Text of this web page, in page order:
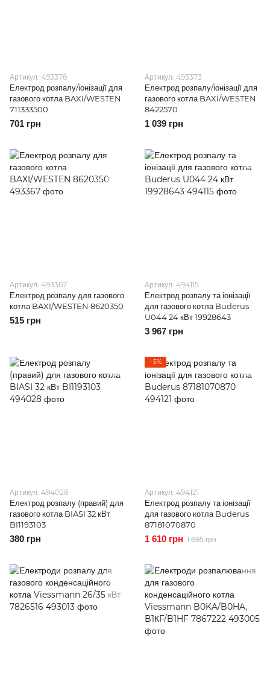
Артикул: 493376
Електрод розпалу/іонізації для
газового котла BAXI/WESTEN
711333500
701 грн
Артикул: 493373
Електрод розпалу/іонізації для
газового котла BAXI/WESTEN
8422570
1 039 грн
Артикул: 493367
Електрод розпалу для газового
котла BAXI/WESTEN 8620350
515 грн
Артикул: 494115
Електрод розпалу та іонізації
для газового котла Buderus
U044 24 кВт 19928643
3 967 грн
Артикул: 494028
Електрод розпалу (правий) для
газового котла BIASI 32 кВт
BI1193103
380 грн
−5%
Артикул: 494121
Електрод розпалу та іонізації
для газового котла Buderus
87181070870
1 610 грн 1 695 грн